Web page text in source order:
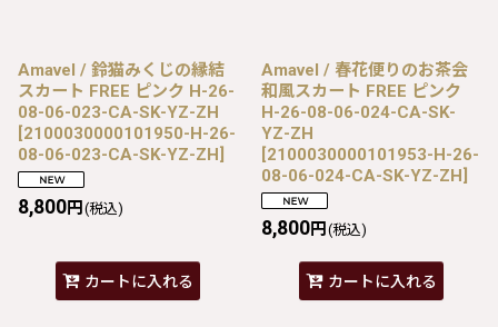
Amavel / 鈴猫みくじの縁結
スカート FREE ピンク H-26-
08-06-023-CA-SK-YZ-ZH
[2100030000101950-H-26-
08-06-023-CA-SK-YZ-ZH]
8,800円 (税込)
カートに入れる
Amavel / 春花便りのお茶会
和風スカート FREE ピンク
H-26-08-06-024-CA-SK-
YZ-ZH
[2100030000101953-H-26-
08-06-024-CA-SK-YZ-ZH]
8,800円 (税込)
カートに入れる